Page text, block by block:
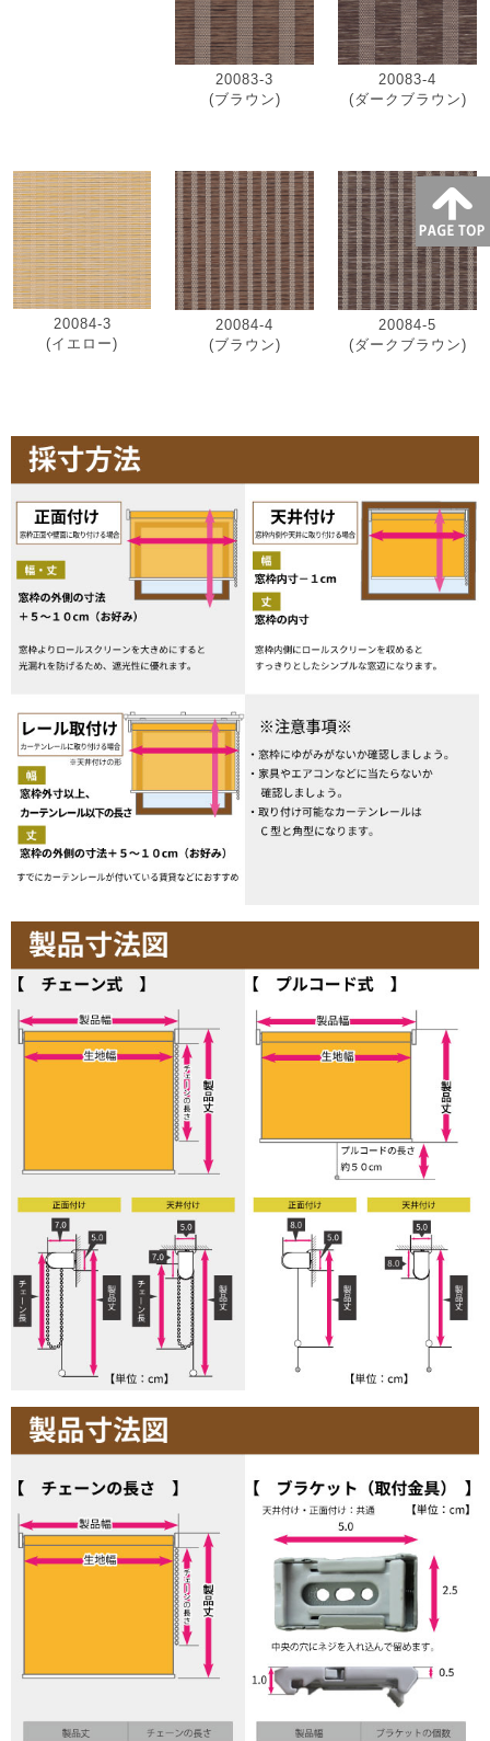
20083-3
(ブラウン)
20083-4
(ダークブラウン)
20084-3
(イエロー)
20084-4
(ブラウン)
20084-5
(ダークブラウン)